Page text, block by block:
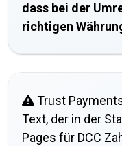
dass bei der
richtigen
Trust
Text, der in der
Pages für DCC